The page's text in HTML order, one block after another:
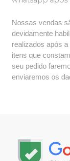
Nossas vendas
devidamente
realizados após
itens que
seu pedido
enviaremos os